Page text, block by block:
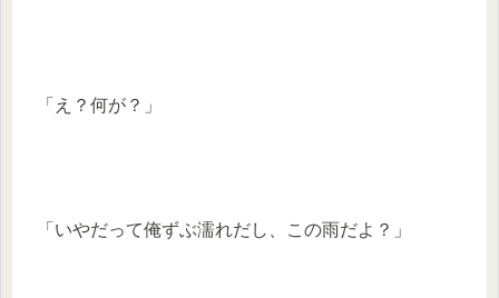
「え？何が？」
「いやだって俺ずぶ濡れだし、この雨だよ？」